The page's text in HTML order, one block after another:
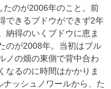
たのが2006年のこと。前
できるブドウができず2年
納得のいくブドウに恵ま
のが2008年。当初はブル
ノの畑の東側で背中合わ
なるのに時間はかかりま
ッシュノワールから、た